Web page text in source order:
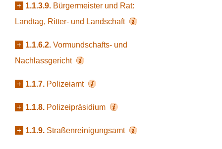
+ 1.1.3.9. Bürgermeister und Rat:
Landtag, Ritter- und Landschaft
+ 1.1.6.2. Vormundschafts- und
Nachlassgericht
+ 1.1.7. Polizeiamt
+ 1.1.8. Polizeipräsidium
+ 1.1.9. Straßenreinigungsamt